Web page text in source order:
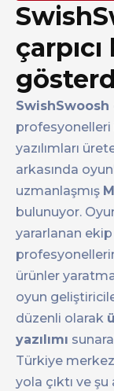
SwishSwoosh
yazılımları
arkasında
uzmanlaşmış
bulunuyor.
yararlanan
ürünler
oyun
düzenli olarak
yazılımı
Türkiye
yola çıktı ve